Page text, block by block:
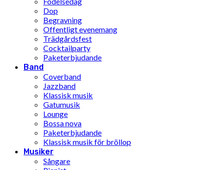
Dop
Begravning
Offentligt evenemang
Trädgårdsfest
Cocktailparty
Paketerbjudande
Band
Coverband
Jazzband
Klassisk musik
Gatumusik
Lounge
Bossa nova
Paketerbjudande
Klassisk musik för bröllop
Musiker
Sångare